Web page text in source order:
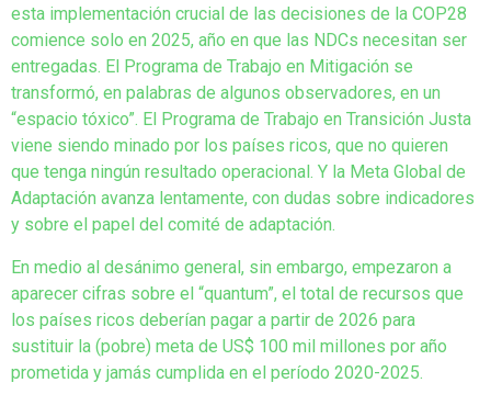
esta implementación crucial de las decisiones de la COP28
comience solo en 2025, año en que las NDCs necesitan ser
entregadas. El Programa de Trabajo en Mitigación se
transformó, en palabras de algunos observadores, en un
“espacio tóxico”. El Programa de Trabajo en Transición Justa
viene siendo minado por los países ricos, que no quieren
que tenga ningún resultado operacional. Y la Meta Global de
Adaptación avanza lentamente, con dudas sobre indicadores
y sobre el papel del comité de adaptación.
En medio al desánimo general, sin embargo, empezaron a
aparecer cifras sobre el “quantum”, el total de recursos que
los países ricos deberían pagar a partir de 2026 para
sustituir la (pobre) meta de US$ 100 mil millones por año
prometida y jamás cumplida en el período 2020-2025.